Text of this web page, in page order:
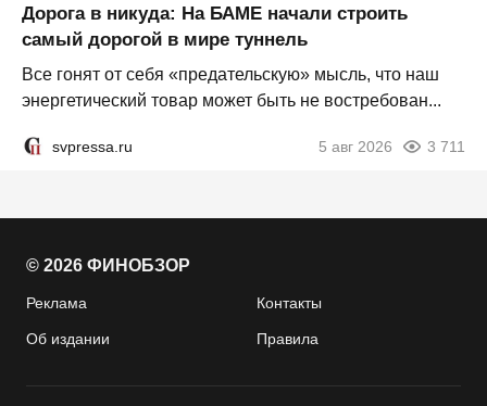
Дорога в никуда: На БАМЕ начали строить
самый дорогой в мире туннель
Все гонят от себя «предательскую» мысль, что наш
энергетический товар может быть не востребован...
svpressa.ru 5 авг 2026 3 711
© 2026 ФИНОБЗОР
Реклама Контакты
Об издании Правила